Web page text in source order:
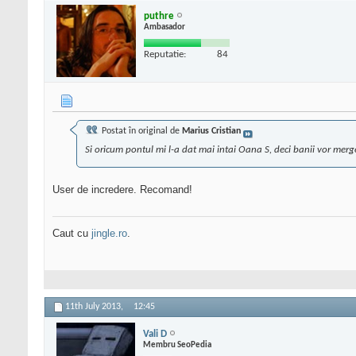
puthre
Ambasador
Reputatie: 84
Postat în original de Marius Cristian
Si oricum pontul mi l-a dat mai intai Oana S, deci banii vor
User de incredere. Recomand!
Caut cu jingle.ro.
11th July 2013, 12:45
Vali D
Membru SeoPedia